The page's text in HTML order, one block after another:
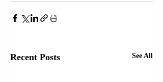
Recent Posts See All